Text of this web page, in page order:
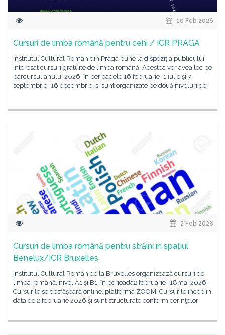
10 Feb 2026
Cursuri de limba română pentru cehi / ICR PRAGA
Institutul Cultural Român din Praga pune la dispoziția publicului
interesat cursuri gratuite de limba română. Acestea vor avea loc pe
parcursul anului 2026, în perioadele 16 februarie–1 iulie și 7
septembrie–16 decembrie, și sunt organizate pe două niveluri de
2 Feb 2026
Cursuri de limba română pentru străini în spațiul
Benelux/ICR Bruxelles
Institutul Cultural Român de la Bruxelles organizează cursuri de
limba română, nivel A1 și B1, în perioada2 februarie- 18mai 2026.
Cursurile se desfășoară online, platforma ZOOM. Cursurile încep în
data de 2 februarie 2026 și sunt structurate conform cerinţelor